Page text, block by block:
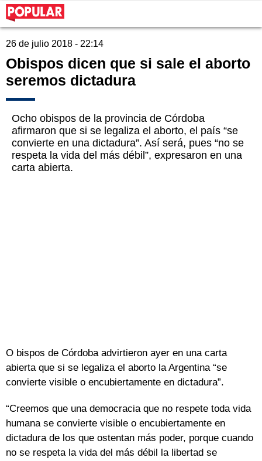
26 de julio 2018 - 22:14
Obispos dicen que si sale el aborto
seremos dictadura
Ocho obispos de la provincia de Córdoba
afirmaron que si se legaliza el aborto, el país “se
convierte en una dictadura”. Así será, pues “no se
respeta la vida del más débil”, expresaron en una
carta abierta.
O bispos de Córdoba advirtieron ayer en una carta
abierta que si se legaliza el aborto la Argentina “se
convierte visible o encubiertamente en dictadura”.
“Creemos que una democracia que no respete toda vida
humana se convierte visible o encubiertamente en
dictadura de los que ostentan más poder, porque cuando
no se respeta la vida del más débil la libertad se